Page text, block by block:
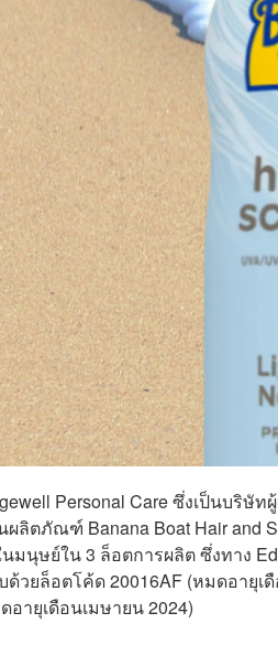
Personal Care ซึ่งเป็นบริ
ผลิตภัณฑ์ Banana Boat Hair and
มนุษย์ใน 3 ล็อตการผลิต ซึ่งทาง
วยล็อตโค้ด 20016AF (หมดอายุ
ายุเดือนเมษายน 2024)